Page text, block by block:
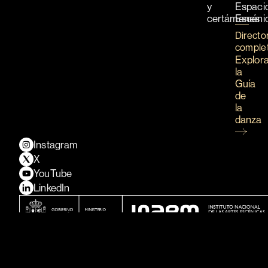
y
certámenes
la
Guía
de
la
danza
Instagram
X
YouTube
LinkedIn